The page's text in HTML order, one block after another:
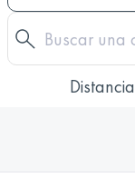
Distancia